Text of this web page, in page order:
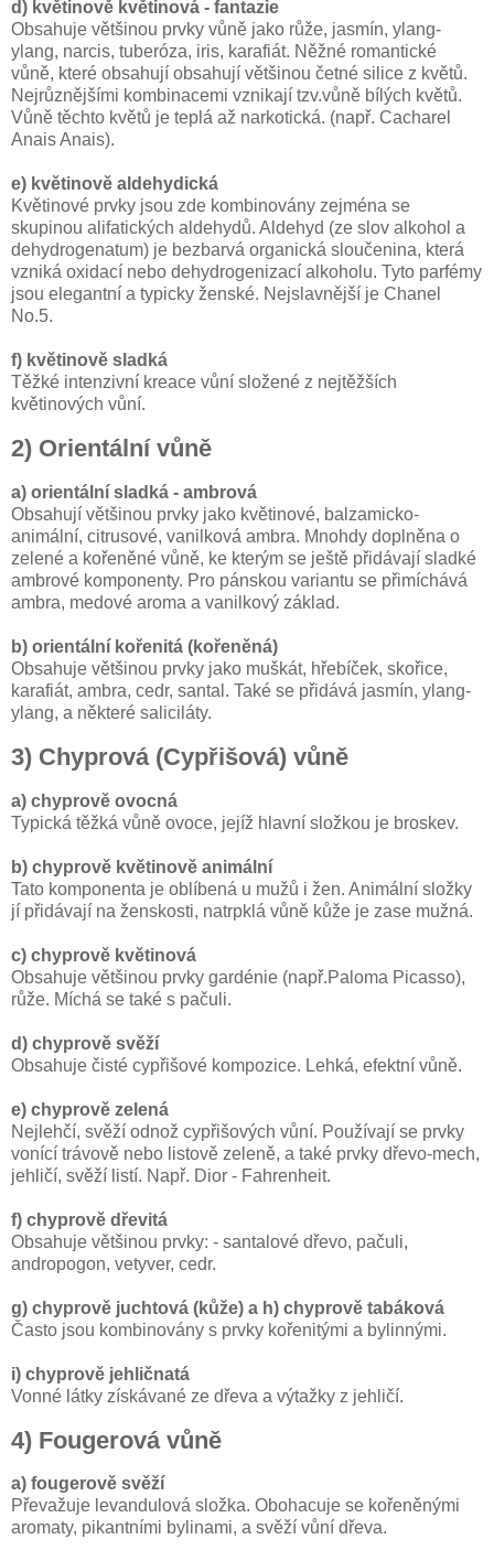
d) květinově květinová - fantazie
Obsahuje většinou prvky vůně jako růže, jasmín, ylang-
ylang, narcis, tuberóza, iris, karafiát. Něžné romantické
vůně, které obsahují obsahují většinou četné silice z květů.
Nejrůznějšími kombinacemi vznikají tzv.vůně bílých květů.
Vůně těchto květů je teplá až narkotická. (např. Cacharel
Anais Anais).
e) květinově aldehydická
Květinové prvky jsou zde kombinovány zejména se
skupinou alifatických aldehydů. Aldehyd (ze slov alkohol a
dehydrogenatum) je bezbarvá organická sloučenina, která
vzniká oxidací nebo dehydrogenizací alkoholu. Tyto parfémy
jsou elegantní a typicky ženské. Nejslavnější je Chanel
No.5.
f) květinově sladká
Těžké intenzivní kreace vůní složené z nejtěžších
květinových vůní.
2) Orientální vůně
a) orientální sladká - ambrová
Obsahují většinou prvky jako květinové, balzamicko-
animální, citrusové, vanilková ambra. Mnohdy doplněna o
zelené a kořeněné vůně, ke kterým se ještě přidávají sladké
ambrové komponenty. Pro pánskou variantu se přimíchává
ambra, medové aroma a vanilkový základ.
b) orientální kořenitá (kořeněná)
Obsahuje většinou prvky jako muškát, hřebíček, skořice,
karafiát, ambra, cedr, santal. Také se přidává jasmín, ylang-
ylang, a některé saliciláty.
3) Chyprová (Cypřišová) vůně
a) chyprově ovocná
Typická těžká vůně ovoce, jejíž hlavní složkou je broskev.
b) chyprově květinově animální
Tato komponenta je oblíbená u mužů i žen. Animální složky
jí přidávají na ženskosti, natrpklá vůně kůže je zase mužná.
c) chyprově květinová
Obsahuje většinou prvky gardénie (např.Paloma Picasso),
růže. Míchá se také s pačuli.
d) chyprově svěží
Obsahuje čisté cypřišové kompozice. Lehká, efektní vůně.
e) chyprově zelená
Nejlehčí, svěží odnož cypřišových vůní. Používají se prvky
vonící trávově nebo listově zeleně, a také prvky dřevo-mech,
jehličí, svěží listí. Např. Dior - Fahrenheit.
f) chyprově dřevitá
Obsahuje většinou prvky: - santalové dřevo, pačuli,
andropogon, vetyver, cedr.
g) chyprově juchtová (kůže) a h) chyprově tabáková
Často jsou kombinovány s prvky kořenitými a bylinnými.
i) chyprově jehličnatá
Vonné látky získávané ze dřeva a výtažky z jehličí.
4) Fougerová vůně
a) fougerově svěží
Převažuje levandulová složka. Obohacuje se kořeněnými
aromaty, pikantními bylinami, a svěží vůní dřeva.